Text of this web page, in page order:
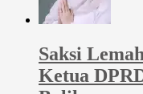
Saksi
Ketua